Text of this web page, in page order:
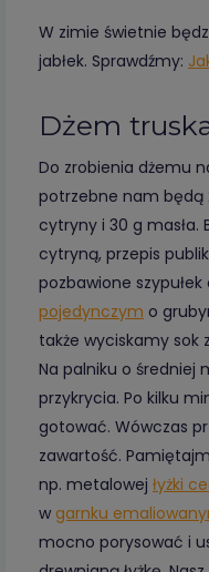
W zimie świetnie
jabłek. Sprawdźmy:
Dżem
Do zrobienia dżemu
potrzebne nam będą
cytryny i 30 g masła.
cytryną, przepis
pozbawione
pojedynczym o
także wyciskamy sok
Na palniku o średniej
przykrycia. Po kilku
gotować. Wówczas
zawartość.
np. metalowej łyżki
w garnku
mocno porysować i